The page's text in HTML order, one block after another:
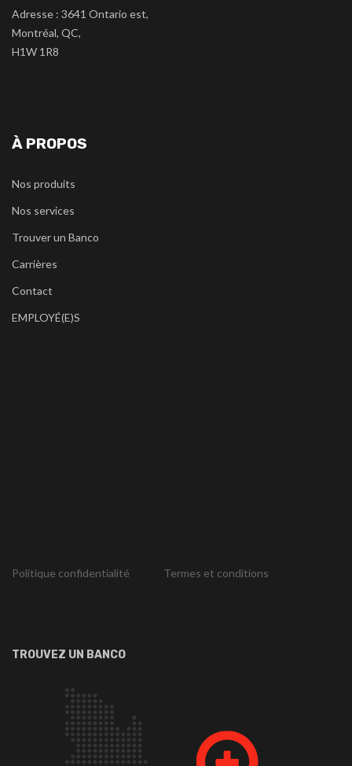
Adresse : 3641 Ontario est,
Montréal, QC,
H1W 1R8
À PROPOS
Nos produits
Nos services
Trouver un Banco
Carrières
Contact
EMPLOYÉ(E)S
Politique confidentialité Termes et conditions
TROUVEZ UN BANCO